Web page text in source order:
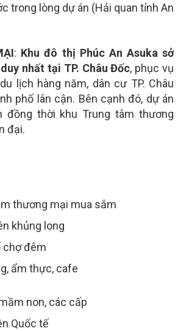
trong lòng dự án (Hải quan tỉnh An
: Khu đô thị Phúc An Asuka sở
nhất tại TP. Châu Đốc, phục vụ
lịch hàng năm, dân cư TP. Châu
phố lân cận. Bên cạnh đó, dự án
đồng thời khu Trung tâm thương
đại.
thương mại mua sắm
khủng long
chợ đêm
ẩm thực, cafe
non, các cấp
Quốc tế